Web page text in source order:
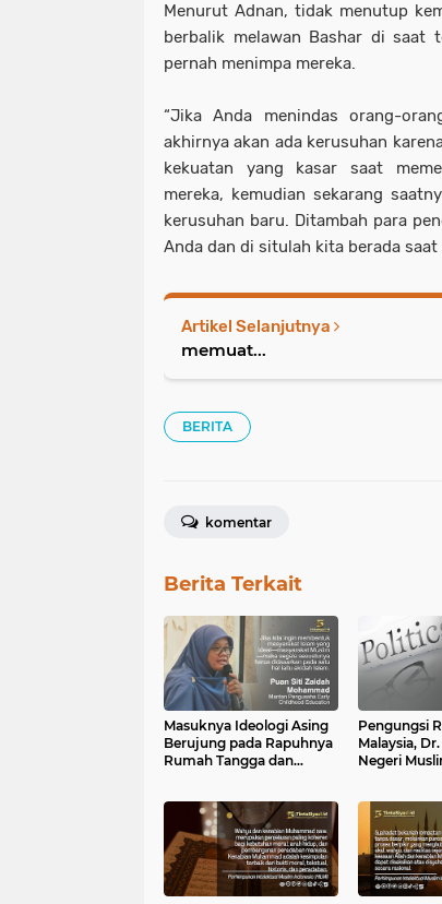
Menurut Adnan, tidak menutup
berbalik melawan Bashar di saat
pernah menimpa mereka.
“Jika Anda menindas orang-
akhirnya akan ada kerusuhan
kekuatan yang kasar saat
mereka, kemudian sekarang
kerusuhan baru. Ditambah para
Anda dan di situlah kita berada saat
Artikel Selanjutnya
memuat...
BERITA
komentar
Berita Terkait
Masuknya Ideologi Asing
Berujung pada Rapuhnya
Rumah Tangga dan
Pengungsi
Malaysia,
Negeri